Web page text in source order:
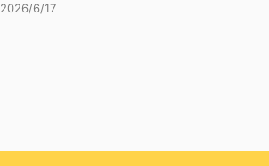
2026/6/17